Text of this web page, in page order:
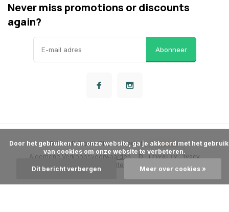
Never miss promotions or discounts
again?
Abonneer
Algemene Verkoopsvoorwaarden Disclaimer
Privacy
Sitemap
© Airsoft Store- Theme made by Webdinge
van cookies om onze website te verbeteren.
Dit bericht verbergen Meer over cookies »
LOYALTY